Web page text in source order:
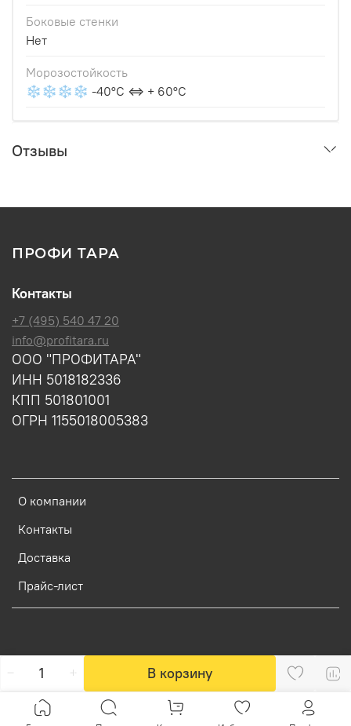
В корзину
Боковые стенки
Нет
Морозостойкость
❄❄❄❄ -40°С ⇔ + 60°С
Отзывы
ПРОФИ ТАРА
О компании
Контакты
Доставка
Прайс-лист
Контакты
+7 (495) 540 47 20
info@profitara.ru
ООО "ПРОФИТАРА"
ИНН 5018182336
КПП 501801001
ОГРН 1155018005383